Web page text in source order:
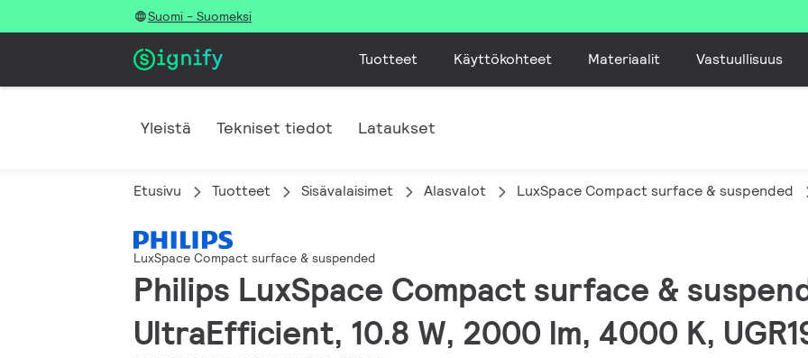
Suomi - Suomeksi
Tuotteet Käyttökohteet Materiaalit Vastuullisuus
Yleistä Tekniset tiedot Lataukset
Etusivu Tuotteet Sisävalaisimet Alasvalot LuxSpace Compact surface & suspended
LuxSpace Compact surface & suspended
Philips LuxSpace Compact surface &
UltraEfficient, 10.8 W, 2000 lm, 4000 K,